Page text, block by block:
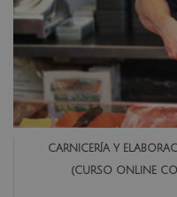
CARNICERÍA Y
(CURSO ONLINE